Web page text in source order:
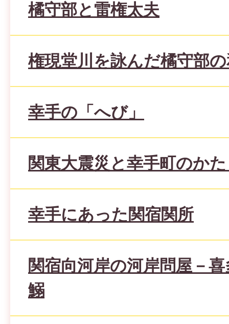
橘守部と雷権太夫
権現堂川を詠んだ橘守部
幸手の「へび」
関東大震災と幸手町のか
幸手にあった関宿関所
関宿向河岸の河岸問屋－
鰯